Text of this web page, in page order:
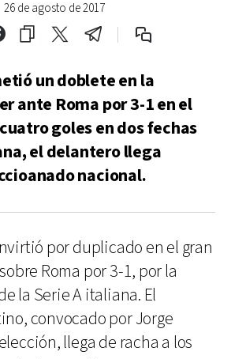
26 de agosto de 2017
un doblete en la
ante Roma por 3-1 en el
goles en dos fechas
el delantero llega
nacional.
por duplicado en el gran
Roma por 3-1, por la
la Serie A italiana. El
convocado por Jorge
llega de racha a los